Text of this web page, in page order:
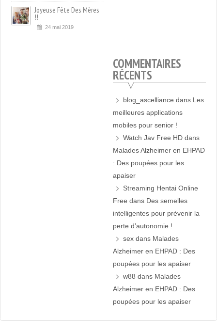
Joyeuse Fête Des Mères
!!
24 mai 2019
COMMENTAIRES
RÉCENTS
blog_ascelliance dans Les
meilleures applications
mobiles pour senior !
Watch Jav Free HDdans
Malades Alzheimer en EHPAD
: Des poupées pour les
apaiser
Streaming Hentai Online
Free dans Des semelles
intelligentes pour prévenir la
perte d’autonomie !
sexdans Malades
Alzheimer en EHPAD : Des
poupées pour les apaiser
w88 dans Malades
Alzheimer en EHPAD : Des
poupées pour les apaiser